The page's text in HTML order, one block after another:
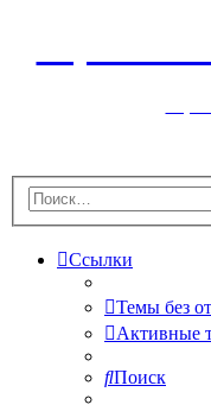
Ссылки
Темы без
Активные
Поиск